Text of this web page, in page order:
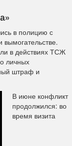
в полицию с
вымогательстве.
в действиях ТСЖ
личных
штраф и
В июне конфликт
продолжился: во
время визита